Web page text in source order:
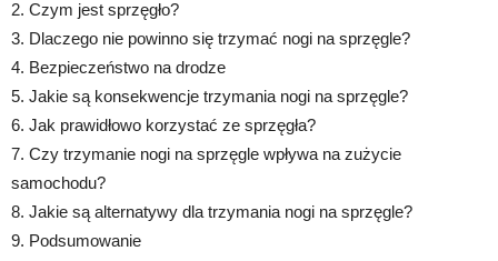
2. Czym jest sprzęgło?
3. Dlaczego nie powinno się trzymać nogi na sprzęgle?
4. Bezpieczeństwo na drodze
5. Jakie są konsekwencje trzymania nogi na sprzęgle?
6. Jak prawidłowo korzystać ze sprzęgła?
7. Czy trzymanie nogi na sprzęgle wpływa na zużycie
samochodu?
8. Jakie są alternatywy dla trzymania nogi na sprzęgle?
9. Podsumowanie